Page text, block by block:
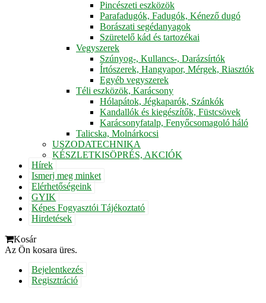
Pincészeti eszközök
Parafadugók, Fadugók, Kénező dugó
Borászati segédanyagok
Szüretelő kád és tartozékai
Vegyszerek
Szúnyog-, Kullancs-, Darázsírtók
Írtószerek, Hangyapor, Mérgek, Riasztók
Egyéb vegyszerek
Téli eszközök, Karácsony
Hólapátok, Jégkaparók, Szánkók
Kandallók és kiegészítők, Füstcsövek
Karácsonyfatalp, Fenyőcsomagoló háló
Talicska, Molnárkocsi
USZODATECHNIKA
KÉSZLETKISÖPRÉS, AKCIÓK
Hírek
Ismerj meg minket
Elérhetőségeink
GYIK
Képes Fogyasztói Tájékoztató
Hirdetések
Kosár
Az Ön kosara üres.
Bejelentkezés
Regisztráció